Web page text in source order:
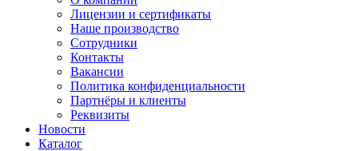
Лицензии и сертификаты
Наше производство
Сотрудники
Контакты
Вакансии
Политика конфиденциальности
Партнёры и клиенты
Реквизиты
Новости
Каталог